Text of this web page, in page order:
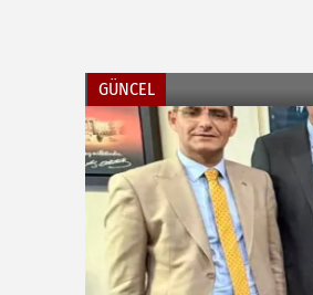
GÜNCEL